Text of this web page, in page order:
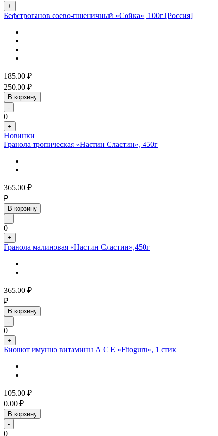
+
Бефстроганов соево-пшеничный «Сойка», 100г [Россия]
185.00 ₽
250.00 ₽
В корзину
-
0
+
Новинки
Гранола тропическая «Настин Сластин», 450г
365.00 ₽
₽
В корзину
-
0
+
Гранола малиновая «Настин Сластин»,450г
365.00 ₽
₽
В корзину
-
0
+
Биошот имунно витамины А С Е «Fitoguru», 1 стик
105.00 ₽
0.00 ₽
В корзину
-
0